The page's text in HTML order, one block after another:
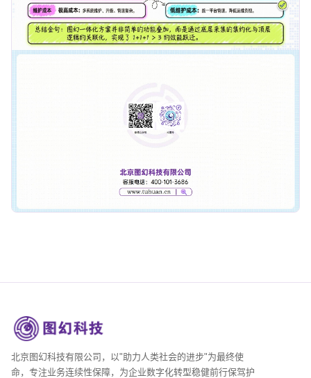
北京图幻科技有限公司，以"助力人类社会的进步"为最终使
命，专注业务连续性保障，为企业数字化转型稳健前行保驾护